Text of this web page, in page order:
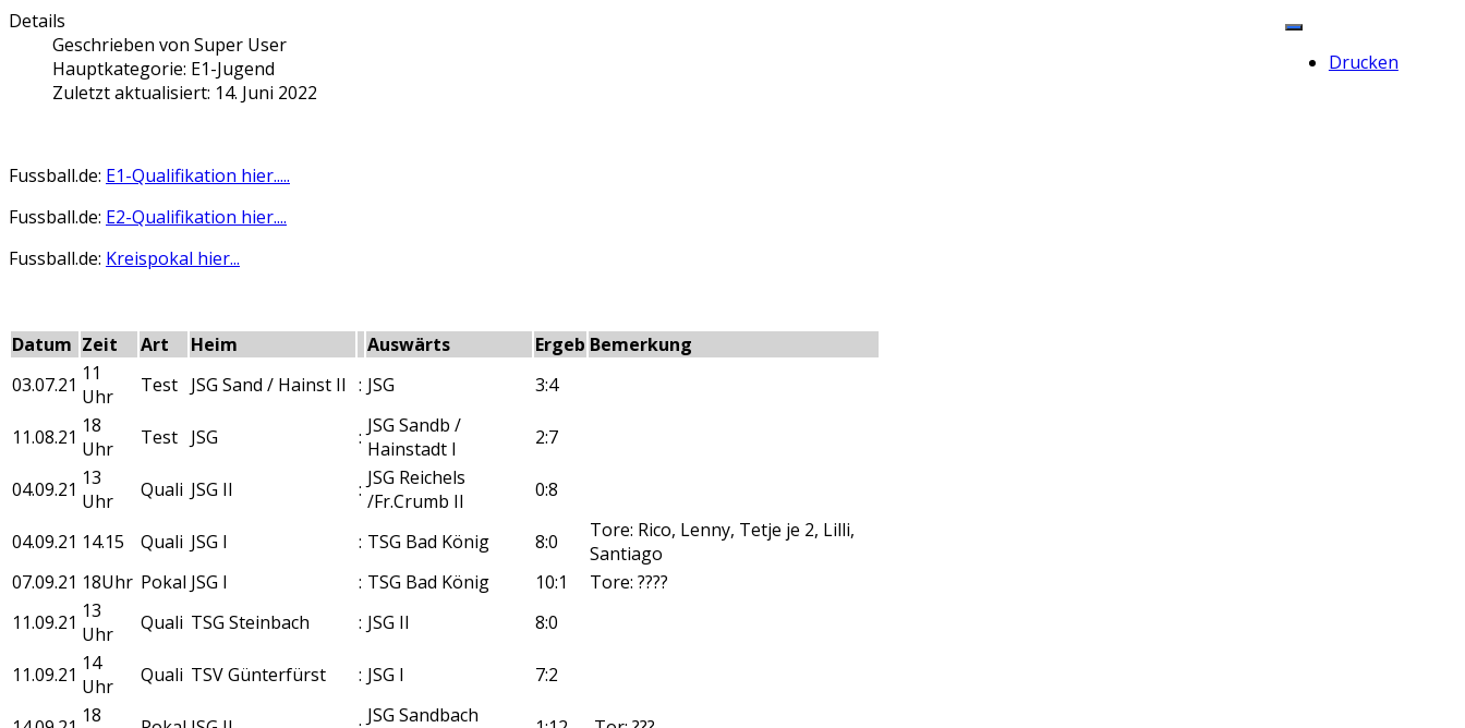
Drucken
Details
Geschrieben von Super User
Hauptkategorie: E1-Jugend
Zuletzt aktualisiert: 14. Juni 2022
Fussball.de: E1-Qualifikation hier.....
Fussball.de: E2-Qualifikation hier....
Fussball.de: Kreispokal hier...
Datum Zeit Art Heim Auswärts Ergeb Bemerkung
03.07.21 11
Uhr
Test JSG Sand / Hainst II : JSG 3:4
11.08.21 18
Uhr
Test JSG : JSG Sandb /
Hainstadt I
2:7
04.09.21 13
Uhr
Quali JSG II : JSG Reichels
/Fr.Crumb II
0:8
04.09.21 14.15 Quali JSG I : TSG Bad König 8:0
Tore: Rico, Lenny, Tetje je 2, Lilli,
Santiago
07.09.21 18Uhr Pokal JSG I : TSG Bad König 10:1
Tore: ????
11.09.21 13
Uhr
Quali TSG Steinbach : JSG II 8:0
11.09.21 14
Uhr
Quali TSV Günterfürst : JSG I 7:2
18
JSG Sandbach